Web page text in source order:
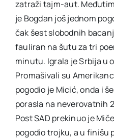
zatraži tajm-aut.
je Bogdan još jednom
čak šest slobodnih
fauliran na šutu za tri
minutu. Igrala je Srbija u
Promašivali su
pogodio je Micić, onda i
porasla na neverovatnih
Post SAD prekinuo je
pogodio trojku, a u finišu